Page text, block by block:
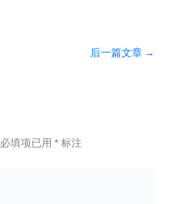
后一篇文章 →
必填项已用 *标注